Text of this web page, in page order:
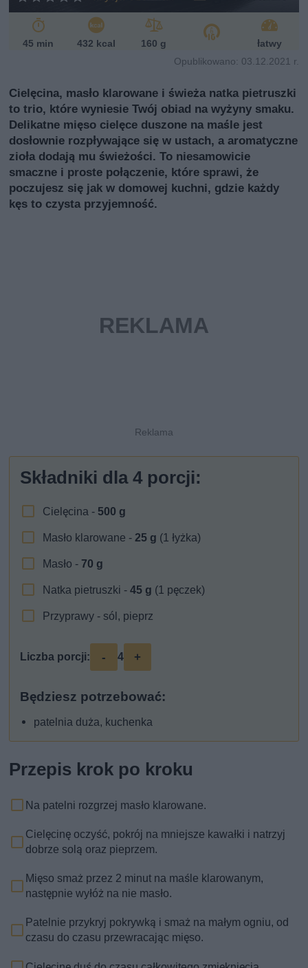
45 min 432 kcal 160 g
łatwy
Opublikowano: 03.12.2021 r.
Cielęcina, masło klarowane i świeża natka pietruszki
to trio, które wyniesie Twój obiad na wyżyny smaku.
Delikatne mięso cielęce duszone na maśle jest
dosłownie rozpływające się w ustach, a aromatyczne
zioła dodają mu świeżości. To niesamowicie
smaczne i proste połączenie, które sprawi, że
poczujesz się jak w domowej kuchni, gdzie każdy
kęs to czysta przyjemność.
Składniki dla4 porcji:
Cielęcina - 500 g
Masło klarowane -25 g (1 łyżka)
Masło - 70 g
Natka pietruszki -45 g (1 pęczek)
Przyprawy - sól, pieprz
Liczba porcji: - 4 +
Będziesz potrzebować:
patelnia duża, kuchenka
Przepis krok po kroku
Na patelni rozgrzej masło klarowane.
Cielęcinę oczyść, pokrój na mniejsze kawałki i natrzyj
dobrze solą oraz pieprzem.
Mięso smaż przez 2 minut na maśle klarowanym,
następnie wyłóż na nie masło.
Patelnie przykryj pokrywką i smaż na małym ogniu, od
czasu do czasu przewracając mięso.